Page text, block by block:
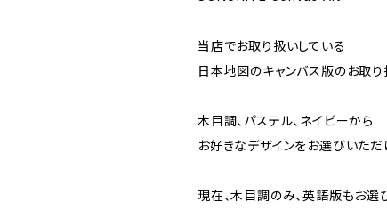
当店でお取り扱いしている
日本地図のキャンバス版のお取り
木目調、パステル、ネイビーから
お好きなデザインをお選びいただ
現在、木目調のみ、英語版もお選